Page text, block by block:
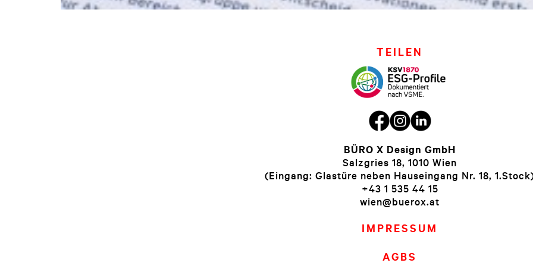
TEILEN
BÜRO X Design GmbH
Salzgries 18, 1010 Wien
(Eingang: Glastüre neben Hauseingang Nr. 18,
+43 1 535 44 15
wien@buerox.at
IMPRESSUM
AGBS